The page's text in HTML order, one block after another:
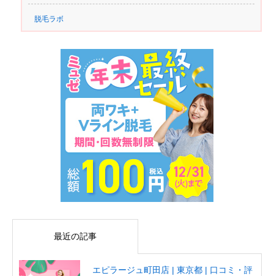
脱毛ラボ
最近の記事
エピラージュ町田店 | 東京都 | 口コミ・評